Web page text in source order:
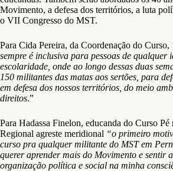
Movimento, a defesa dos territórios, a luta
o VII Congresso do MST.
Para Cida Pereira, da Coordenação do Curso,
sempre é inclusiva para pessoas de qualquer
escolaridade, onde ao longo dessas duas
150 militantes das matas aos sertões, para
em defesa dos nossos territórios, do meio
direitos.”
Para Hadassa Finelon, educanda do Curso
Regional agreste meridional “o primeiro
curso pra qualquer militante do MST em
querer aprender mais do Movimento e sentir
organização política e social na minha